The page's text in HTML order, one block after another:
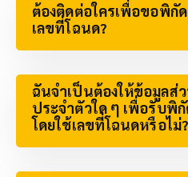
ต้องติดต่อใครเพื่อขอพิกั
เลขที่โฉนด?
ฉันจำเป็นต้องให้ข้อมูลส่
ประจำตัวใด ๆ เพื่อรับพิ
โดยใช้เลขที่โฉนดหรือไม่?